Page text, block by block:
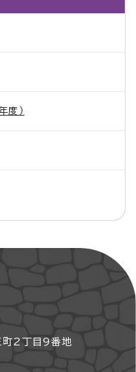
度）
2丁目9番地